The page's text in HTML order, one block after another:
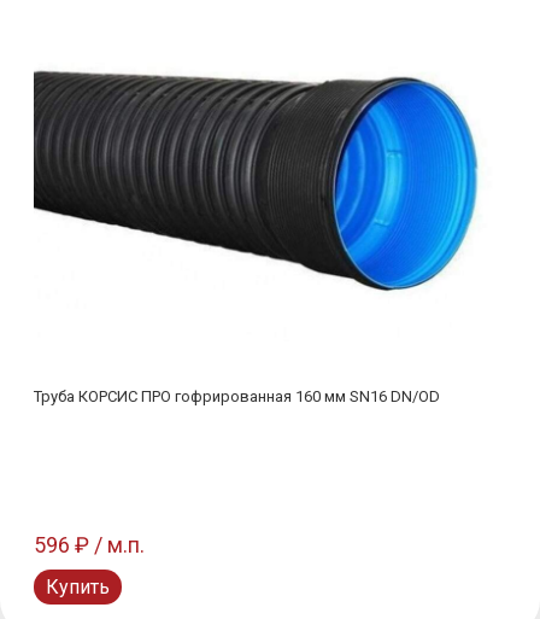
Труба КОРСИС ПРО гофрированная 160 мм SN16 DN/OD
596 ₽ / м.п.
Купить